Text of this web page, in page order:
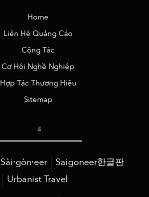
Home
Liên Hệ Quảng Cáo
Cộng Tác
Cơ Hội Nghề Nghiệp
Hợp Tác Thương Hiệu
Sitemap
Sài·gòn·eer
Saigoneer한글판
Urbanist Travel